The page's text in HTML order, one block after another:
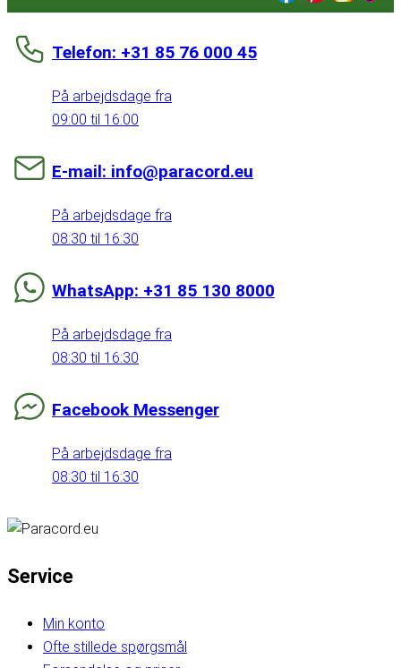
Telefon: +31 85 76 000 45
På arbejdsdage fra
09:00 til 16:00
E-mail: info@paracord.eu
På arbejdsdage fra
08:30 til 16:30
WhatsApp: +31 85 130 8000
På arbejdsdage fra
08:30 til 16:30
Facebook Messenger
På arbejdsdage fra
08:30 til 16:30
Service
Min konto
Ofte stillede spørgsmål